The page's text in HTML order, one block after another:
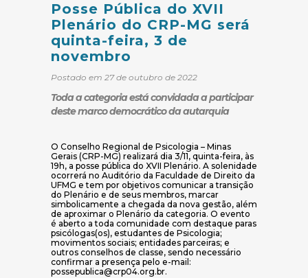
Posse Pública do XVII
Plenário do CRP-MG será
quinta-feira, 3 de
novembro
Postado em 27 de outubro de 2022
Toda a categoria está convidada a participar
deste marco democrático da autarquia
O Conselho Regional de Psicologia – Minas
Gerais (CRP-MG) realizará dia 3/11, quinta-feira, às
19h, a posse pública do XVII Plenário. A solenidade
ocorrerá no Auditório da Faculdade de Direito da
UFMG e tem por objetivos comunicar a transição
do Plenário e de seus membros, marcar
simbolicamente a chegada da nova gestão, além
de aproximar o Plenário da categoria. O evento
é aberto a toda comunidade com destaque paras
psicólogas(os), estudantes de Psicologia;
movimentos sociais; entidades parceiras; e
outros conselhos de classe, sendo necessário
confirmar a presença pelo e-mail:
possepublica@crp04.org.br.